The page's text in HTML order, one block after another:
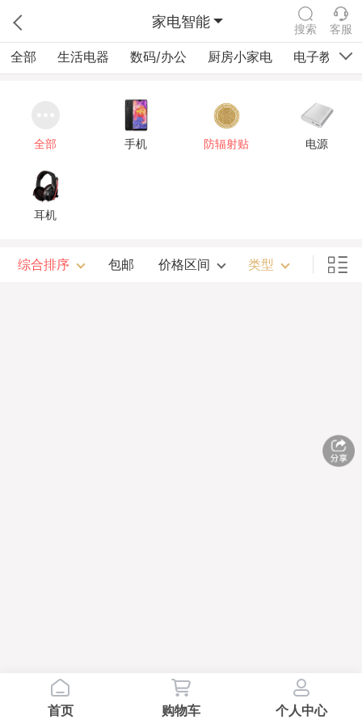
家电智能 搜索 客服
全部 生活电器 数码/办公 厨房小家电 电子教育
全部 手机 防辐射贴 电源
耳机
综合排序 包邮 价格区间 类型
首页 购物车 个人中心